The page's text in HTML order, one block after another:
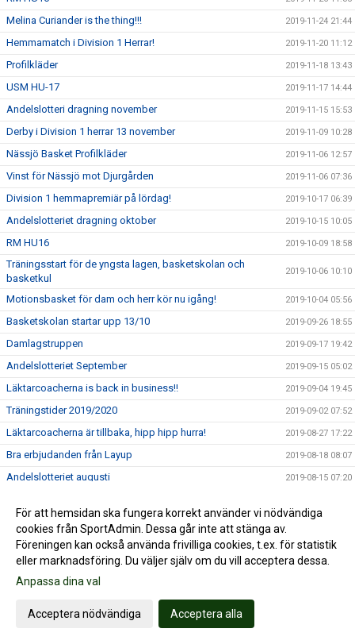
Melina Curiander is the thing!!! 2019-11-24 21:44
Hemmamatch i Division 1 Herrar! 2019-11-20 11:12
Profilkläder 2019-11-18 13:43
USM HU-17 2019-11-17 14:44
Andelslotteri dragning november 2019-11-15 15:53
Derby i Division 1 herrar 13 november 2019-11-09 10:28
Nässjö Basket Profilkläder 2019-11-06 12:57
Vinst för Nässjö mot Djurgården 2019-11-06 07:36
Division 1 hemmapremiär på lördag! 2019-10-17 06:39
Andelslotteriet dragning oktober 2019-10-15 10:05
RM HU16 2019-10-09 18:58
Träningsstart för de yngsta lagen, basketskolan och
basketkul
2019-10-06 10:10
Motionsbasket för dam och herr kör nu igång! 2019-10-04 05:56
Basketskolan startar upp 13/10 2019-09-26 18:55
Damlagstruppen 2019-09-17 19:42
Andelslotteriet September 2019-09-15 05:02
Läktarcoacherna is back in business!! 2019-09-04 19:45
Träningstider 2019/2020 2019-09-02 07:52
Läktarcoacherna är tillbaka, hipp hipp hurra! 2019-08-27 17:22
Bra erbjudanden från Layup 2019-08-18 08:07
Andelslotteriet augusti 2019-08-15 07:20
till EM i Makedonien!!
Andelslotteriet dragning juli 2019-07-15 10:42
SÄSONGSKORT TILL NÄSSJÖ BASKETS HEMMAMATCHER I
2019-07-08 09:47
David Höök kallad till U20 landslaget
Hanna Klingberg uttagen till framtidslandslaget junior
För att hemsidan ska fungera korrekt använder vi nödvändiga
cookies från SportAdmin. Dessa går inte att stänga av.
Föreningen kan också använda frivilliga cookies, t.ex. för statistik
eller marknadsföring. Du väljer själv om du vill acceptera dessa.
Anpassa dina val
Acceptera nödvändiga Acceptera alla